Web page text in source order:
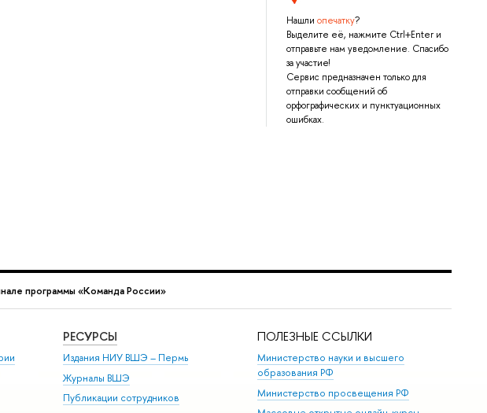
Нашли опечатку?
Выделите её, нажмите Ctrl+Enter и
отправьте нам уведомление. Спасибо
за участие!
Сервис предназначен только для
отправки сообщений об
орфографических и пунктуационных
ошибках.
программы «Команда России»
РЕСУРСЫ
Издания НИУ ВШЭ ­– Пермь
Журналы ВШЭ
Публикации сотрудников
ПОЛЕЗНЫЕ ССЫЛКИ
Министерство науки и высшего
образования РФ
Министерство просвещения РФ